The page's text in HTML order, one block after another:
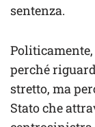
sentenza.
perché
stretto, ma
Stato che